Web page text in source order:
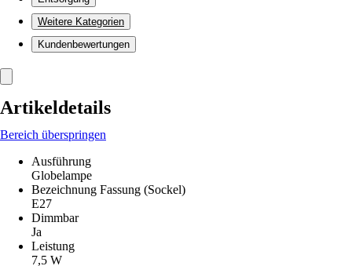
Weitere Kategorien
Kundenbewertungen
Artikeldetails
Bereich überspringen
Ausführung
Globelampe
Bezeichnung Fassung (Sockel)
E27
Dimmbar
Ja
Leistung
7,5 W